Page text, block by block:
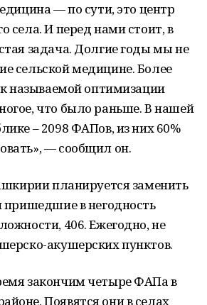
— по сути, это центр
села. И перед нами стоит, в
задача. Долгие годы мы не
сельской медицине. Более
называемой оптимизации
что было раньше. В нашей
– 2098 ФАПов, из них 60%
— сообщил он.
планируется заменить
пришедшие в негодность
406. Ежегодно, не
акушерских пунктов.
закончим четыре ФАПа в
Появятся они в селах